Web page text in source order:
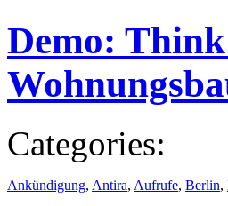
Demo:
Categories:
Ankündigung, Antira, Aufrufe, Berlin,